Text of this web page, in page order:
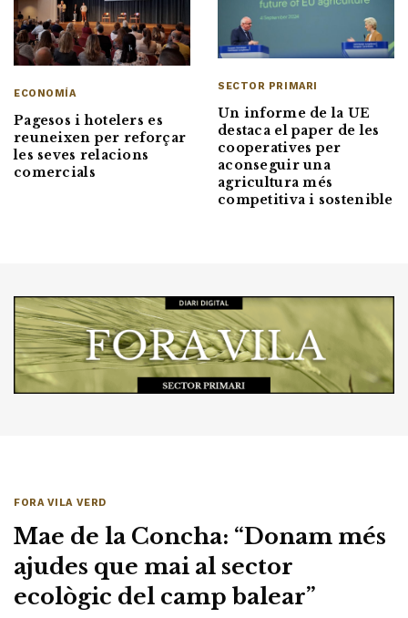
ECONOMÍA
Pagesos i hotelers es
reuneixen per reforçar
les seves relacions
comercials
SECTOR PRIMARI
Un informe de la UE
destaca el paper de les
cooperatives per
aconseguir una
agricultura més
competitiva i sostenible
FORA VILA VERD
Mae de la Concha: “Donam més
ajudes que mai al sector
ecològic del camp balear”